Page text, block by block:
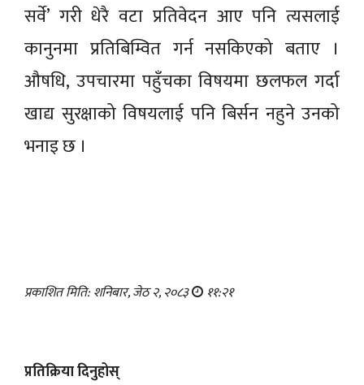
सर्वे’ गरी धेरै वटा प्रतिवेदन आए पनि त्यसलाई
कानुनमा प्रतिबिम्वित गर्न नसकिएको बताए ।
औषधि, उपचारमा पहुँचका विषयमा छलफल गर्दा
खाद्य सुरक्षाको विषयलाई पनि बिर्सन नहुने उनको
भनाइ छ ।
प्रकाशित मिति: शनिबार, जेठ २, २०८३ ११:२१
प्रतिक्रिया दिनुहोस्